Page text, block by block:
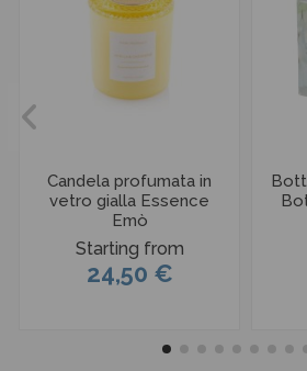
Candela profumata in
vetro gialla Essence
Emò
Starting from
24,50 €